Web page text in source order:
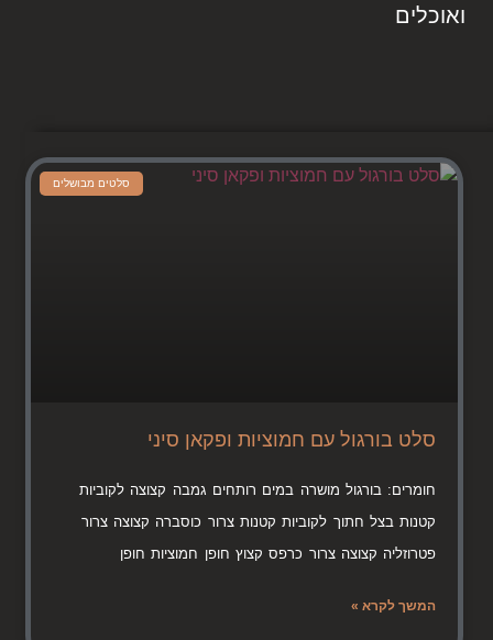
ואוכלים
סלטים מבושלים
סלט בורגול עם חמוציות ופקאן סיני
חומרים: בורגול מושרה במים רותחים גמבה קצוצה לקוביות
קטנות בצל חתוך לקוביות קטנות צרור כוסברה קצוצה צרור
פטרוזליה קצוצה צרור כרפס קצוץ חופן חמוציות חופן
המשך לקרא »